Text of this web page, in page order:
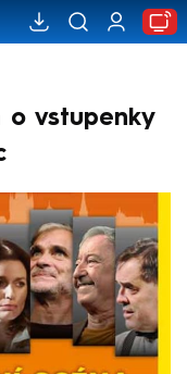
o vstupenky